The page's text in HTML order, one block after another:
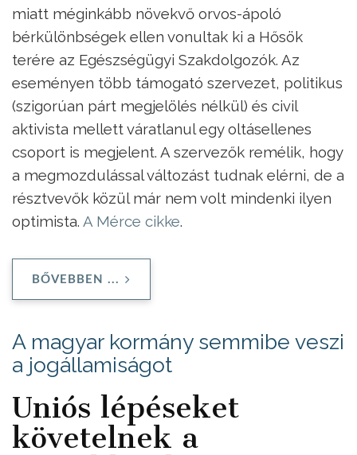
miatt méginkább növekvő orvos-ápoló
bérkülönbségek ellen vonultak ki a Hősök
terére az Egészségügyi Szakdolgozók. Az
eseményen több támogató szervezet, politikus
(szigorúan párt megjelölés nélkül) és civil
aktivista mellett váratlanul egy oltásellenes
csoport is megjelent. A szervezők remélik, hogy
a megmozdulással változást tudnak elérni, de a
résztvevők közül már nem volt mindenki ilyen
optimista. A Mérce cikke.
BŐVEBBEN ...
A magyar kormány semmibe veszi
a jogállamiságot
Uniós lépéseket
követelnek a